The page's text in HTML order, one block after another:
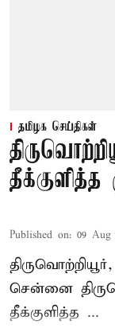
தமிழக செய்திகள்
தீக்குளித்த
Published on: 09 Aug
திருவொற்றியூர்,
சென்னை
தீக்குளித்த ...